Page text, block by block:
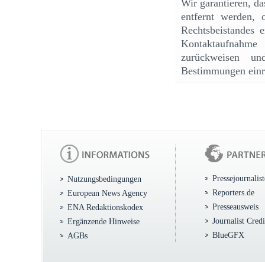
Wir garantieren,
entfernt werden,
zurückweisen
Bestimmungen
Nutzungsbedingungen
European News Agency
ENA Redaktionskodex
Ergänzende Hinweise
AGBs
Reporters.de
Presseausweis
Journalist
BlueGFX